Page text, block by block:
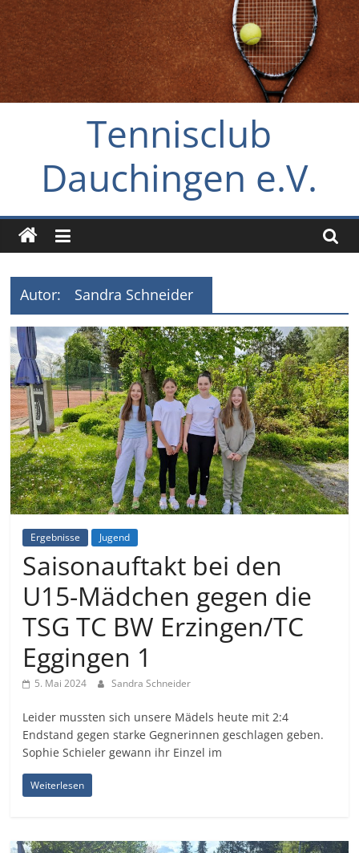
Zum
Inhalt
springen
Tennisclub
Dauchingen e.V.
Autor: Sandra Schneider
Ergebnisse Jugend
Saisonauftakt bei den
U15-Mädchen gegen die
TSG TC BW Erzingen/TC
Eggingen 1
5. Mai 2024 Sandra Schneider
Leider mussten sich unsere Mädels heute mit 2:4
Endstand gegen starke Gegnerinnen geschlagen geben.
Sophie Schieler gewann ihr Einzel im
Weiterlesen